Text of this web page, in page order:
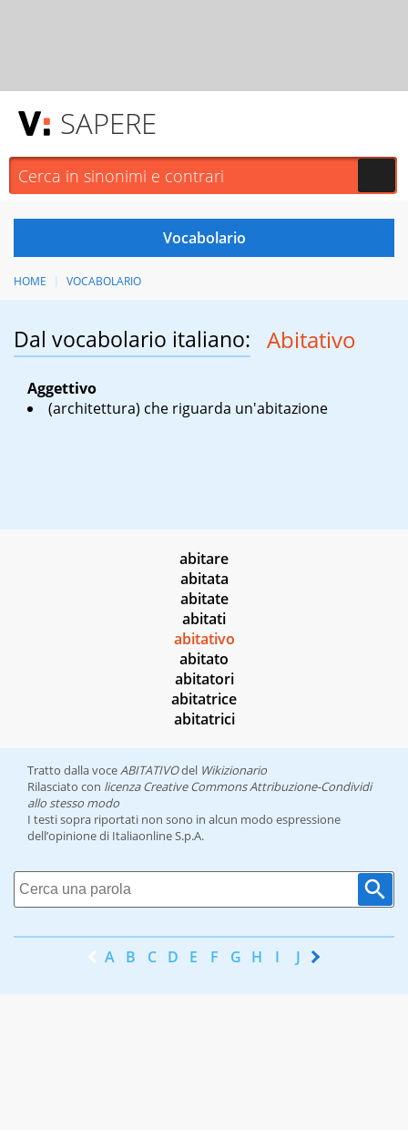
SAPERE
HOME VOCABOLARIO
Dal vocabolario italiano: Abitativo
Aggettivo
(architettura) che riguarda un'abitazione
abitare
abitata
abitate
abitati
abitativo
abitato
abitatori
abitatrice
abitatrici
Tratto dalla voceABITATIVOdel Wikizionario
Rilasciato con licenza Creative Commons Attribuzione-Condividi
allo stesso modo
I testi sopra riportati non sono in alcun modo espressione
dell’opinione di Italiaonline S.p.A.
A B C D E F G H I J K